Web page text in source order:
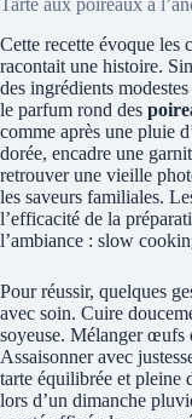
Tarte aux poireaux à
Cette recette évoque les
racontait une histoire.
des ingrédients
le parfum rond des
comme après une pluie
dorée, encadre une
retrouver une vieille
les saveurs familiales.
l’efficacité de la
l’ambiance : slow
Pour réussir, quelques
avec soin. Cuire
soyeuse. Mélanger œufs
Assaisonner avec
tarte équilibrée et pleine
lors d’un dimanche